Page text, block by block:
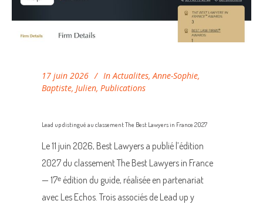
17 juin 2026 In Actualites,Anne-Sophie,
Baptiste, Julien, Publications
Lead up distingué au classement The Best Lawyers in France 2027
Le 11 juin 2026, Best Lawyers a publié l’édition
2027 du classement The Best Lawyers in France
— 17ᵉ édition du guide, réalisée en partenariat
avec Les Echos. Trois associés de Lead up y